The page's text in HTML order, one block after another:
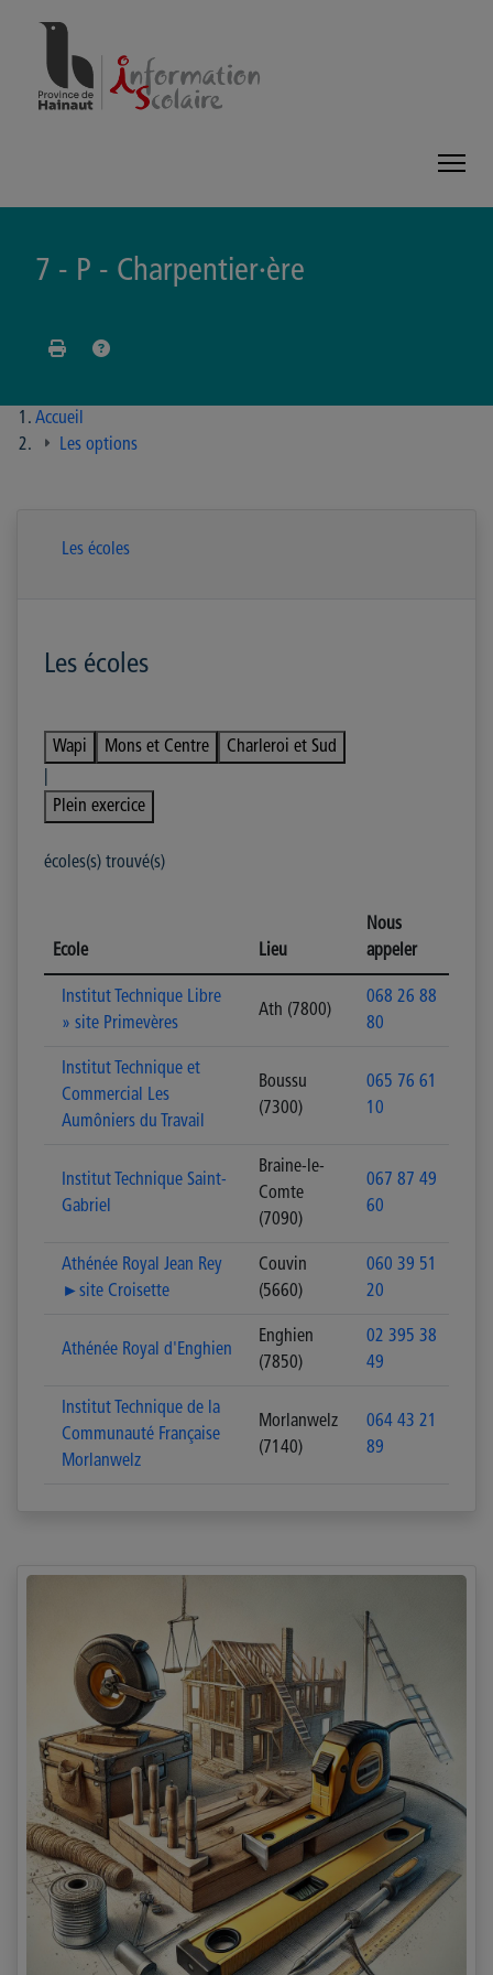
7 - P - Charpentier·ère
Accueil
Les options
Les écoles
Les écoles
Wapi Mons et Centre
Charleroi et Sud
Plein exercice
écoles(s) trouvé(s)
Ecole Lieu
Nous
appeler
Institut Technique Libre
» site Primevères
Ath (7800)
068 26 88
80
Institut Technique et
Commercial Les
Aumôniers du Travail
Boussu
(7300)
065 76 61
10
Institut Technique Saint-
Gabriel
Braine-le-
Comte
(7090)
067 87 49
60
Athénée Royal Jean Rey
►site Croisette
Couvin
(5660)
060 39 51
20
Athénée Royal d'Enghien
Enghien
(7850)
02 395 38
49
Institut Technique de la
Communauté Française
Morlanwelz
Morlanwelz
(7140)
064 43 21
89